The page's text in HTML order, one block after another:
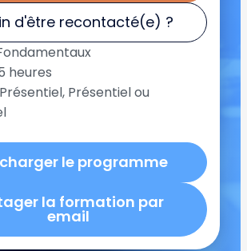
d'être recontacté(e) ?
heures
Présentiel, Présentiel ou
le programme
la formation par
email